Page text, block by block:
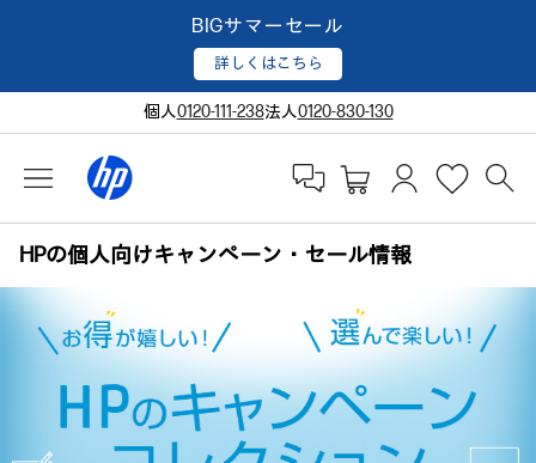
BIGサマーセール
詳しくはこちら
個人0120-111-238法人0120-830-130
HPの個人向けキャンペーン・セール情報